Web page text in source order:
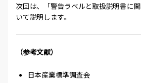
次回は、「警告ラベルと取扱説明書に
いて説明します。
（参考文献）
日本産業標準調査会